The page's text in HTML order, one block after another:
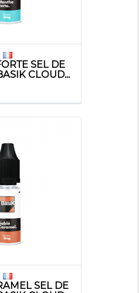
SEL DE
CLOUD...
SEL DE